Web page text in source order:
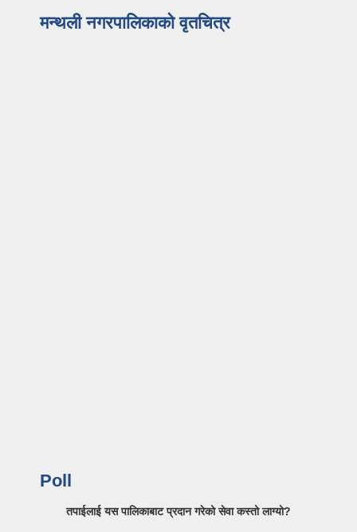
मन्थली नगरपालिकाको वृतचित्र
Poll
तपाईलाई यस पालिकाबाट प्रदान गरेको सेवा कस्तो लाग्यो?